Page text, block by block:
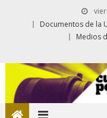
Documentos de la
Medios